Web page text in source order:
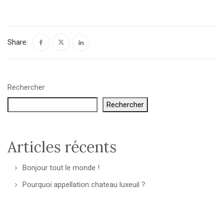
Rechercher
Rechercher
Articles récents
Bonjour tout le monde !
Pourquoi appellation chateau luxeuil ?
Share: